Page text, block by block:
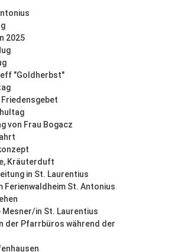
2025
"Goldherbst"
von Frau Bogacz
Kräuterduft
in St. Laurentius
Ferienwaldheim St. Antonius
Mesner/in St. Laurentius
der Pfarrbüros während der